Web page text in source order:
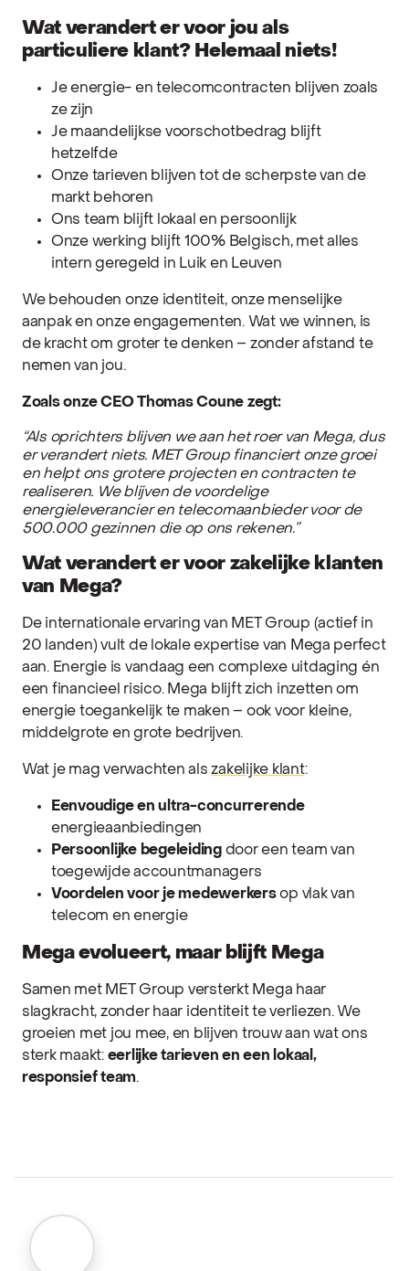
Wat verandert er voor jou als
particuliere klant? Helemaal niets!
Je energie- en telecomcontracten blijven zoals
ze zijn
Je maandelijkse voorschotbedrag blijft
hetzelfde
Onze tarieven blijven tot de scherpste van de
markt behoren
Ons team blijft lokaal en persoonlijk
Onze werking blijft 100% Belgisch, met alles
intern geregeld in Luik en Leuven
We behouden onze identiteit, onze menselijke
aanpak en onze engagementen. Wat we winnen, is
de kracht om groter te denken – zonder afstand te
nemen van jou.
Zoals onze CEO Thomas Coune zegt:
“Als oprichters blijven we aan het roer van Mega, dus
er verandert niets. MET Group financiert onze groei
en helpt ons grotere projecten en contracten te
realiseren. We blijven de voordelige
energieleverancier en telecomaanbieder voor de
500.000 gezinnen die op ons rekenen.”
Wat verandert er voor zakelijke klanten
van Mega?
De internationale ervaring van MET Group (actief in
20 landen) vult de lokale expertise van Mega perfect
aan. Energie is vandaag een complexe uitdaging én
een financieel risico. Mega blijft zich inzetten om
energie toegankelijk te maken – ook voor kleine,
middelgrote en grote bedrijven.
Wat je mag verwachten alszakelijke klant:
Eenvoudige en ultra-concurrerende
energieaanbiedingen
Persoonlijke begeleidingdoor een team van
toegewijde accountmanagers
Voordelen voor je medewerkersop vlak van
telecom en energie
Mega evolueert, maar blijft Mega
Samen met MET Group versterkt Mega haar
slagkracht, zonder haar identiteit te verliezen. We
groeien met jou mee, en blijven trouw aan wat ons
sterk maakt: eerlijke tarieven en een lokaal,
responsief team.